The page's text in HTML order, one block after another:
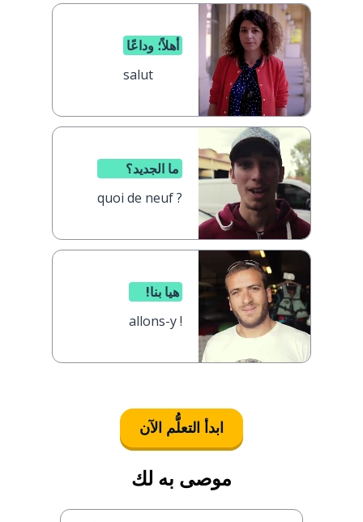
أهلاً؛ وداعًا
salut
ما الجديد؟
quoi de neuf ?
هيا بنا!
allons-y !
ابدأ التعلُّم الآن
موصى به لك